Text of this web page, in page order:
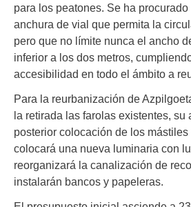
para los peatones. Se ha
anchura de vial que permita la
pero que no límite nunca el ancho
inferior a los dos metros,
accesibilidad en todo el ámbito a
Para la reurbanización de
la retirada las farolas existentes, su
posterior colocación de los
colocará una nueva luminaria con
reorganizará la canalización de
instalarán bancos y papeleras.